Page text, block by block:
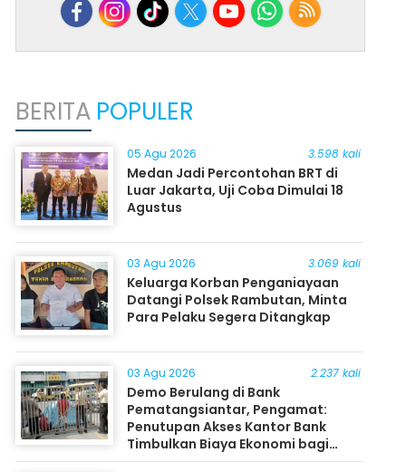
BERITA POPULER
05 Agu 2026 3.598 kali
Medan Jadi Percontohan BRT di
Luar Jakarta, Uji Coba Dimulai 18
Agustus
03 Agu 2026 3.069 kali
Keluarga Korban Penganiayaan
Datangi Polsek Rambutan, Minta
Para Pelaku Segera Ditangkap
03 Agu 2026 2.237 kali
Demo Berulang di Bank
Pematangsiantar, Pengamat:
Penutupan Akses Kantor Bank
Timbulkan Biaya Ekonomi bagi
Masyarakat